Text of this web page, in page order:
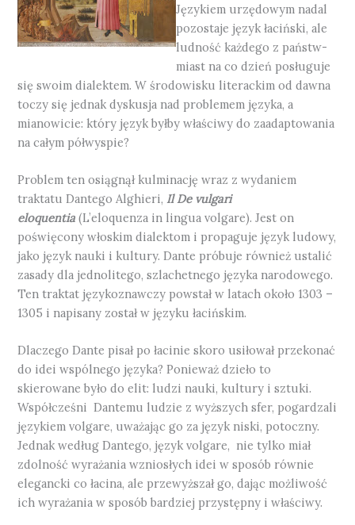
Językiem urzędowym nadal
pozostaje język łaciński, ale
ludność każdego z państw-
miast na co dzień posługuje
się swoim dialektem. W środowisku literackim od dawna
toczy się jednak dyskusja nad problemem języka, a
mianowicie: który język byłby właściwy do zaadaptowania
na całym półwyspie?
Problem ten osiągnął kulminację wraz z wydaniem
traktatu Dantego Alghieri, Il De vulgari
eloquentia (L’eloquenza in lingua volgare). Jest on
poświęcony włoskim dialektom i propaguje język ludowy,
jako język nauki i kultury. Dante próbuje również ustalić
zasady dla jednolitego, szlachetnego języka narodowego.
Ten traktat językoznawczy powstał w latach około 1303 –
1305 i napisany został w języku łacińskim.
Dlaczego Dante pisał po łacinie skoro usiłował przekonać
do idei wspólnego języka? Ponieważ dzieło to
skierowane było do elit: ludzi nauki, kultury i sztuki.
Współcześni Dantemu ludzie z wyższych sfer, pogardzali
językiem volgare, uważając go za język niski, potoczny.
Jednak według Dantego, język volgare, nie tylko miał
zdolność wyrażania wzniosłych idei w sposób równie
elegancki co łacina, ale przewyższał go, dając możliwość
ich wyrażania w sposób bardziej przystępny i właściwy.